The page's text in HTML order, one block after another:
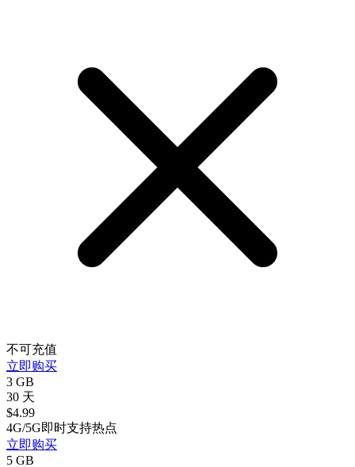
不可充值
立即购买
3 GB
30 天
$4.99
4G/5G即时支持热点
立即购买
5 GB